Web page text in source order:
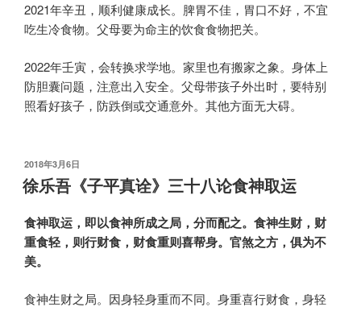
2021年辛丑，顺利健康成长。脾胃不佳，胃口不好，不宜
吃生冷食物。父母要为命主的饮食食物把关。
2022年壬寅，会转换求学地。家里也有搬家之象。身体上
防胆囊问题，注意出入安全。父母带孩子外出时，要特别
照看好孩子，防跌倒或交通意外。其他方面无大碍。
发
布
于
2018年3月6日
徐乐吾《子平真诠》三十八论食神取运
食神取运，即以食神所成之局，分而配之。食神生财，财
重食轻，则行财食，财食重则喜帮身。官煞之方，俱为不
美。
食神生财之局。因身轻身重而不同。身重喜行财食，身轻